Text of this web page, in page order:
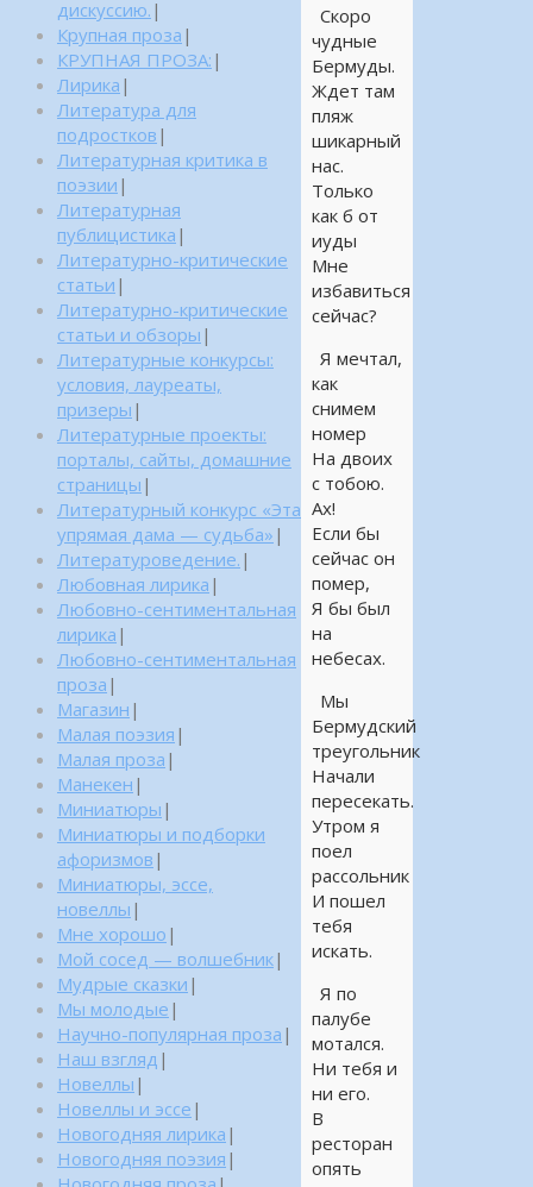
Скоро
чудные
Бермуды.
Ждет там
пляж
шикарный
нас.
Только
как б от
иуды
Мне
избавиться
сейчас?
Я мечтал,
как
снимем
номер
На двоих
с тобою.
Ах!
Если бы
сейчас он
помер,
Я бы был
на
небесах.
Мы
Бермудский
треугольник
Начали
пересекать.
Утром я
поел
рассольник
И пошел
тебя
искать.
Я по
палубе
мотался.
Ни тебя и
ни его.
В
ресторан
опять
дискуссию. |
Крупная проза |
КРУПНАЯ ПРОЗА: |
Лирика |
Литература для
подростков |
Литературная критика в
поэзии |
Литературная
публицистика |
Литературно-критические
статьи |
Литературно-критические
статьи и обзоры |
Литературные конкурсы:
условия, лауреаты,
призеры |
Литературные проекты:
порталы, сайты, домашние
страницы |
Литературный конкурс «Эта
упрямая дама — судьба» |
Литературоведение. |
Любовная лирика |
Любовно-сентиментальная
лирика |
Любовно-сентиментальная
проза |
Магазин |
Малая поэзия |
Малая проза |
Манекен |
Миниатюры |
Миниатюры и подборки
афоризмов |
Миниатюры, эссе,
новеллы |
Мне хорошо |
Мой сосед — волшебник|
Мудрые сказки |
Мы молодые |
Научно-популярная проза |
Наш взгляд |
Новеллы |
Новеллы и эссе |
Новогодняя лирика |
Новогодняя поэзия |